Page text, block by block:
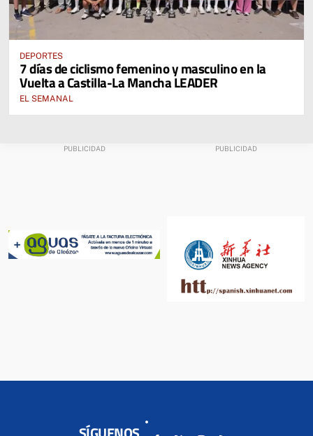
DEPORTES
7 días de ciclismo femenino y masculino en la
Vuelta a Castilla-La Mancha LEADER
EL SEMANAL